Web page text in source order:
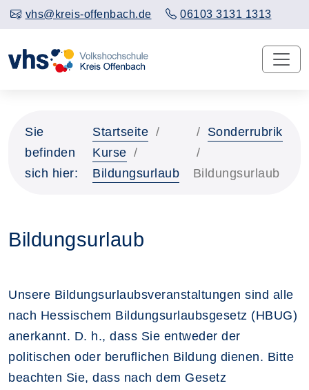
vhs@kreis-offenbach.de 06103 3131 1313
Sie
befinden
sich hier:
Startseite
Kurse
Bildungsurlaub
Sonderrubrik
Bildungsurlaub
Bildungsurlaub
Unsere Bildungsurlaubsveranstaltungen sind alle
nach Hessischem Bildungsurlaubsgesetz (HBUG)
anerkannt. D. h., dass Sie entweder der
politischen oder beruflichen Bildung dienen. Bitte
beachten Sie, dass nach dem Gesetz